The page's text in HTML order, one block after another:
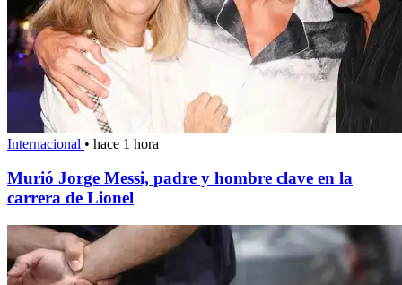
Internacional • hace 1 hora
Murió Jorge Messi, padre y hombre clave en la
carrera de Lionel